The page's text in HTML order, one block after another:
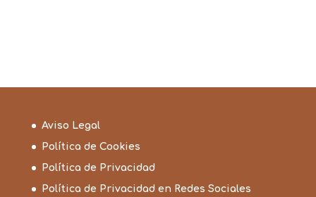
Aviso Legal
Política de Cookies
Política de Privacidad
Política de Privacidad en Redes Sociales